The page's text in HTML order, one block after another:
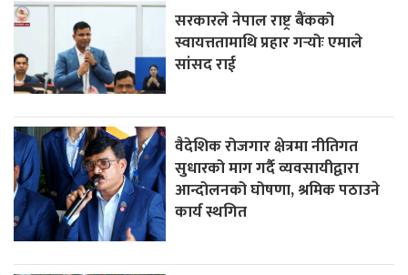
सरकारले नेपाल राष्ट्र बैंकको
स्वायत्ततामाथि प्रहार गर्‍योः एमाले
सांसद राई
वैदेशिक रोजगार क्षेत्रमा नीतिगत
सुधारको माग गर्दै व्यवसायीद्वारा
आन्दोलनको घोषणा, श्रमिक पठाउने
कार्य स्थगित